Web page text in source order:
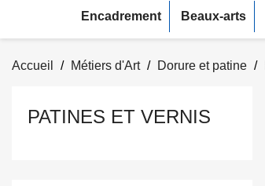
Encadrement Beaux-arts
Accueil Métiers d'Art Dorure et patine
PATINES ET VERNIS